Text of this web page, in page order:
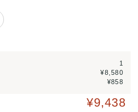
1
¥8,580
¥858
¥9,438